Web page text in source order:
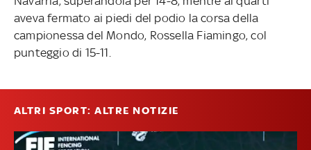
aveva fermato ai piedi del podio la corsa della
campionessa del Mondo, Rossella Fiamingo, col
punteggio di 15-11.
ALTRI SPORT: ALTRE NOTIZIE